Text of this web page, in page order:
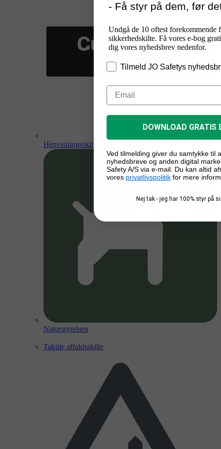
Henvisningsskilte
Naturstyrelsen
Taktile affaldsskilte
- Få styr på dem, før
Undgå de 10 oftest forekommende
sikkerhedskilte. Få vores e-bog
dig vores nyhedsbrev nedenfor.
Tilmeld JO Safetys
DOWNLOAD GRATIS
Ved tilmelding giver du samtykke til
nyhedsbreve og anden digital
Safety A/S via e-mail. Du kan altid
vores privatlivspolitik for mere
Nej tak - jeg har 100% styr på